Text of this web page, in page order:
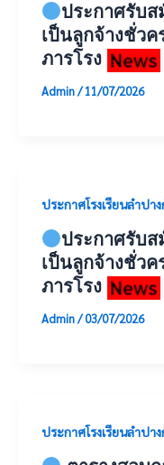
ประกาศรับส
เป็นลูกจ้างชั่ว
ภารโรง
Admin/11/07/2026
ประกาศโรงเรียนลำปา
ประกาศรับส
เป็นลูกจ้างชั่ว
ภารโรง
Admin/03/07/2026
ประกาศโรงเรียนลำปา